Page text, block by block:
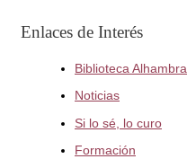
Enlaces de Interés
Biblioteca Alhambra
Noticias
Si lo sé, lo curo
Formación